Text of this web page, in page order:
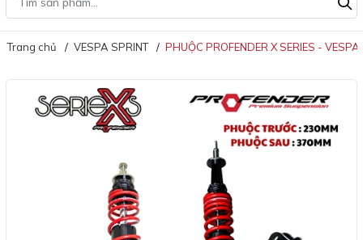
Trang chủ VESPA SPRINT PHUỘC PROFENDER X SERIES -